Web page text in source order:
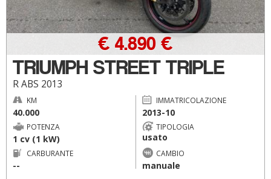
TRIUMPH STREET TRIPLE
R ABS 2013
€ 4.890 €
KM
40.000
IMMATRICOLAZIONE
2013-10
POTENZA
1 cv (1 kW)
TIPOLOGIA
usato
CARBURANTE
--
CAMBIO
manuale